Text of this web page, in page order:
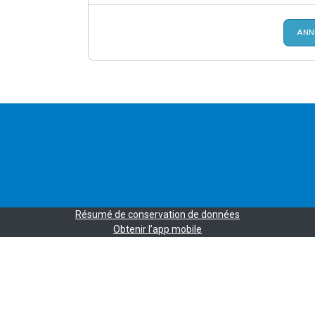
Résumé de conservation de données
Obtenir l’app mobile